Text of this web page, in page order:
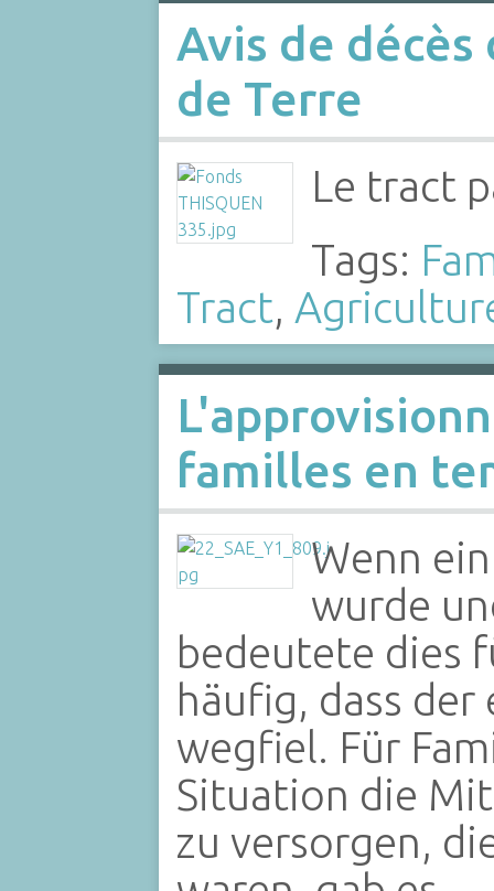
Avis de décès
de Terre
Le tract
Tags:
Tract,
familles en
Wenn
wurde
bedeutete dies
häufig, dass
wegfiel. Für
Situation die
zu versorgen,